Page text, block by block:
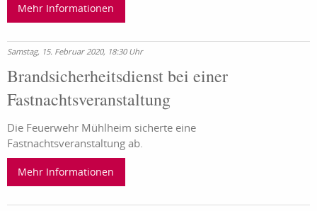
Mehr Informationen
Samstag, 15. Februar 2020, 18:30 Uhr
Brandsicherheitsdienst bei einer
Fastnachtsveranstaltung
Die Feuerwehr Mühlheim sicherte eine
Fastnachtsveranstaltung ab.
Mehr Informationen